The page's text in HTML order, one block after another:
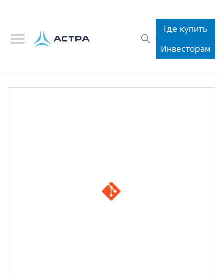
Где купить
Инвесторам